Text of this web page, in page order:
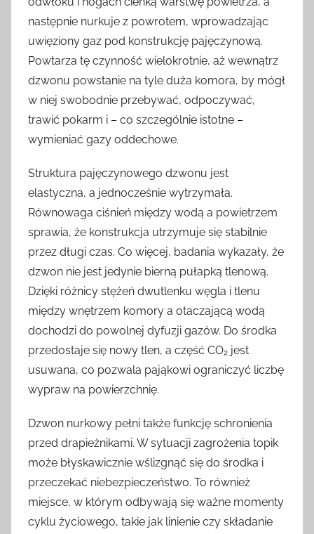
następnie nurkuje z powrotem, wprowadzając
uwięziony gaz pod konstrukcję pajęczynową.
Powtarza tę czynność wielokrotnie, aż wewnątrz
dzwonu powstanie na tyle duża komora, by mógł
w niej swobodnie przebywać, odpoczywać,
trawić pokarm i – co szczególnie istotne –
wymieniać gazy oddechowe.
Struktura pajęczynowego dzwonu jest
elastyczna, a jednocześnie wytrzymała.
Równowaga ciśnień między wodą a powietrzem
sprawia, że konstrukcja utrzymuje się stabilnie
przez długi czas. Co więcej, badania wykazały, że
dzwon nie jest jedynie bierną pułapką tlenową.
Dzięki różnicy stężeń dwutlenku węgla i tlenu
między wnętrzem komory a otaczającą wodą
dochodzi do powolnej dyfuzji gazów. Do środka
przedostaje się nowy tlen, a część CO₂ jest
usuwana, co pozwala pająkowi ograniczyć liczbę
wypraw na powierzchnię.
Dzwon nurkowy pełni także funkcję schronienia
przed drapieżnikami. W sytuacji zagrożenia topik
może błyskawicznie wślizgnąć się do środka i
przeczekać niebezpieczeństwo. To również
miejsce, w którym odbywają się ważne momenty
cyklu życiowego, takie jak linienie czy składanie